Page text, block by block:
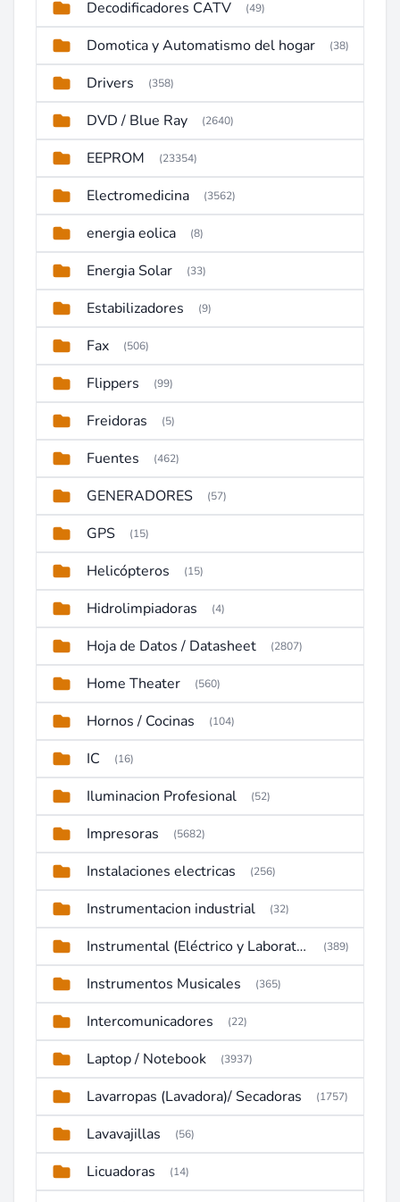
Decodificadores CATV (49)
Domotica y Automatismo del hogar (38)
Drivers (358)
DVD / Blue Ray (2640)
EEPROM (23354)
Electromedicina (3562)
energia eolica (8)
Energia Solar (33)
Estabilizadores (9)
Fax (506)
Flippers (99)
Freidoras (5)
Fuentes (462)
GENERADORES (57)
GPS (15)
Helicópteros (15)
Hidrolimpiadoras (4)
Hoja de Datos / Datasheet (2807)
Home Theater (560)
Hornos / Cocinas (104)
IC (16)
Iluminacion Profesional (52)
Impresoras (5682)
Instalaciones electricas (256)
Instrumentacion industrial (32)
Instrumental (Eléctrico y Laboratorio) (389)
Instrumentos Musicales (365)
Intercomunicadores (22)
Laptop / Notebook (3937)
Lavarropas (Lavadora)/ Secadoras (1757)
Lavavajillas (56)
Licuadoras (14)